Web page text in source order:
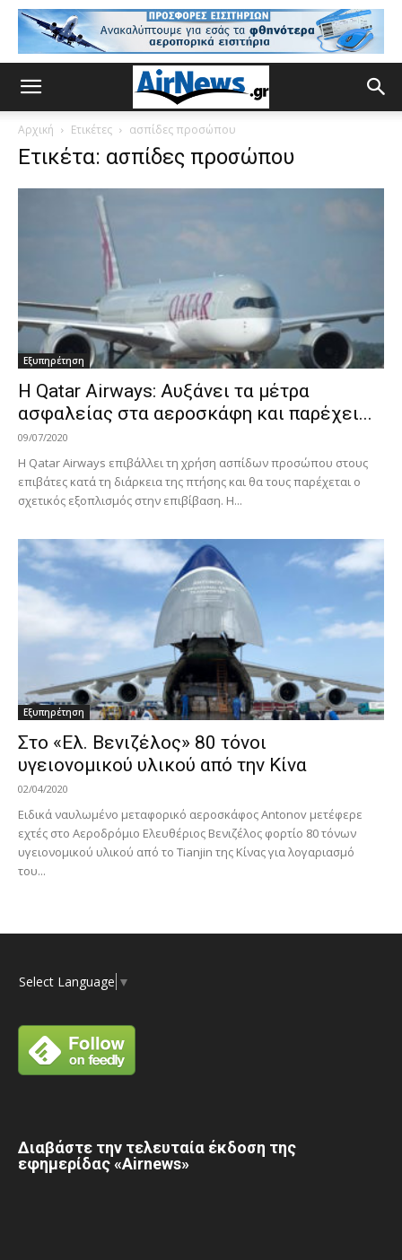
Αρχική Ετικέτες ασπίδες προσώπου
Ετικέτα: ασπίδες προσώπου
Εξυπηρέτηση
Η Qatar Airways: Αυξάνει τα μέτρα
ασφαλείας στα αεροσκάφη και παρέχει...
09/07/2020
Η Qatar Airways επιβάλλει τη χρήση ασπίδων προσώπου στους
επιβάτες κατά τη διάρκεια της πτήσης και θα τους παρέχεται ο
σχετικός εξοπλισμός στην επιβίβαση. Η...
Εξυπηρέτηση
Στο «Ελ. Βενιζέλος» 80 τόνοι
υγειονομικού υλικού από την Κίνα
02/04/2020
Ειδικά ναυλωμένο μεταφορικό αεροσκάφος Antonov μετέφερε
εχτές στο Αεροδρόμιο Ελευθέριος Βενιζέλος φορτίο 80 τόνων
υγειονομικού υλικού από το Tianjin της Κίνας για λογαριασμό
του...
Select Language ▼
Διαβάστε την τελευταία έκδοση της
εφημερίδας «Airnews»